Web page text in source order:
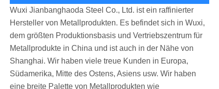
Wuxi Jianbanghaoda Steel Co., Ltd. ist ein raffinierter
Hersteller von Metallprodukten. Es befindet sich in Wuxi,
dem größten Produktionsbasis und Vertriebszentrum für
Metallprodukte in China und ist auch in der Nähe von
Shanghai. Wir haben viele treue Kunden in Europa,
Südamerika, Mitte des Ostens, Asiens usw. Wir haben
eine breite Palette von Metallprodukten wie